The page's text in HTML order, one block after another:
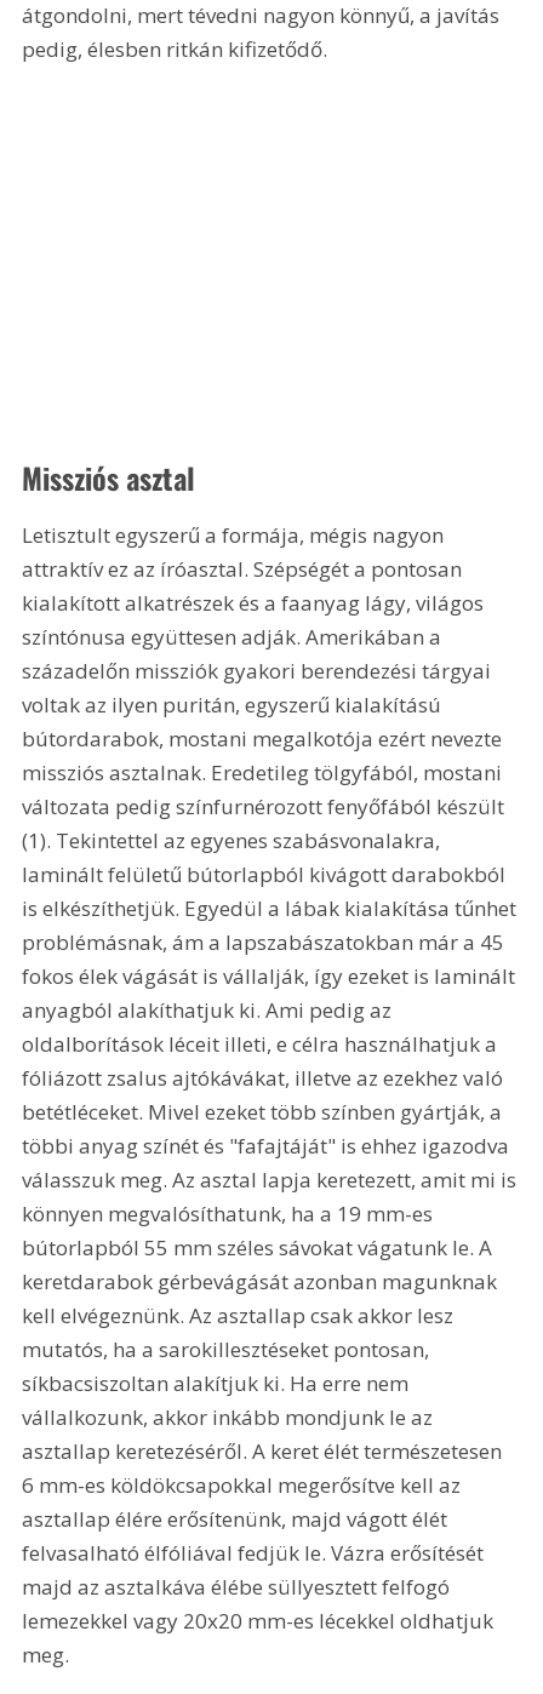
átgondolni, mert tévedni nagyon könnyű, a javítás
pedig, élesben ritkán kifizetődő.
Missziós asztal
Letisztult egyszerű a formája, mégis nagyon
attraktív ez az íróasztal. Szépségét a pontosan
kialakított alkatrészek és a faanyag lágy, világos
színtónusa együttesen adják. Amerikában a
századelőn missziók gyakori berendezési tárgyai
voltak az ilyen puritán, egyszerű kialakítású
bútordarabok, mostani megalkotója ezért nevezte
missziós asztalnak. Eredetileg tölgyfából, mostani
változata pedig színfurnérozott fenyőfából készült
(1). Tekintettel az egyenes szabásvonalakra,
laminált felületű bútorlapból kivágott darabokból
is elkészíthetjük. Egyedül a lábak kialakítása tűnhet
problémásnak, ám a lapszabászatokban már a 45
fokos élek vágását is vállalják, így ezeket is laminált
anyagból alakíthatjuk ki. Ami pedig az
oldalborítások léceit illeti, e célra használhatjuk a
fóliázott zsalus ajtókávákat, illetve az ezekhez való
betétléceket. Mivel ezeket több színben gyártják, a
többi anyag színét és "fafajtáját" is ehhez igazodva
válasszuk meg. Az asztal lapja keretezett, amit mi is
könnyen megvalósíthatunk, ha a 19 mm-es
bútorlapból 55 mm széles sávokat vágatunk le. A
keretdarabok gérbevágását azonban magunknak
kell elvégeznünk. Az asztallap csak akkor lesz
mutatós, ha a sarokillesztéseket pontosan,
síkbacsiszoltan alakítjuk ki. Ha erre nem
vállalkozunk, akkor inkább mondjunk le az
asztallap keretezéséről. A keret élét természetesen
6 mm-es köldökcsapokkal megerősítve kell az
asztallap élére erősítenünk, majd vágott élét
felvasalható élfóliával fedjük le. Vázra erősítését
majd az asztalkáva élébe süllyesztett felfogó
lemezekkel vagy 20x20 mm-es lécekkel oldhatjuk
meg.